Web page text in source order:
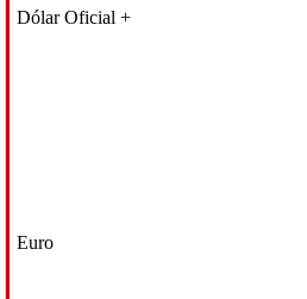
Dólar Oficial +
Euro